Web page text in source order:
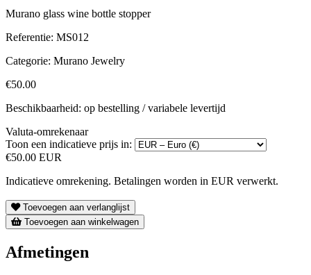
Murano glass wine bottle stopper
Referentie: MS012
Categorie: Murano Jewelry
€50.00
Beschikbaarheid: op bestelling / variabele levertijd
Valuta-omrekenaar
Toon een indicatieve prijs in:
€50.00 EUR
Indicatieve omrekening. Betalingen worden in EUR verwerkt.
Toevoegen aan verlanglijst
Toevoegen aan winkelwagen
Afmetingen